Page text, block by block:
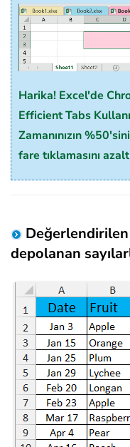
Harika! Excel'de
Efficient Tabs
Zamanınızın
fare tıklamasını
depolanan